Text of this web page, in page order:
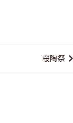
桜陶祭